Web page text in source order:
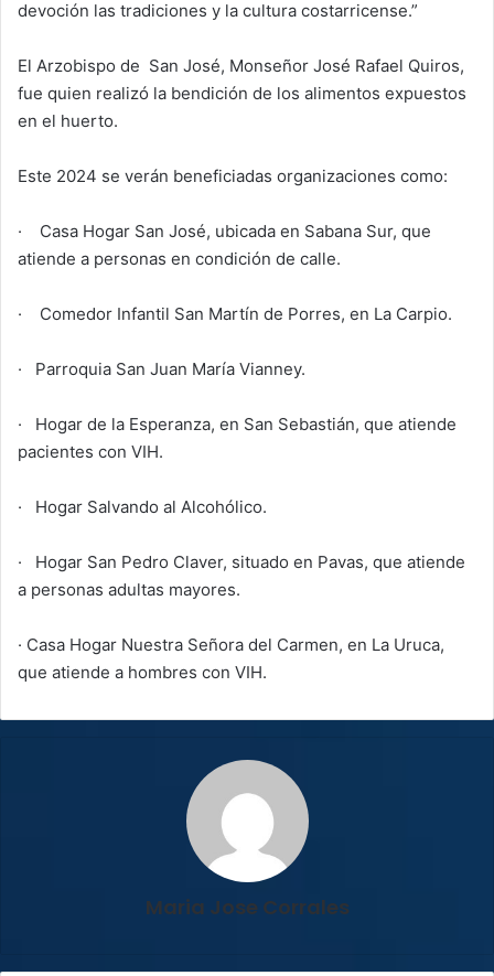
devoción las tradiciones y la cultura costarricense.”
El Arzobispo de San José, Monseñor José Rafael Quiros,
fue quien realizó la bendición de los alimentos expuestos
en el huerto.
Este 2024 se verán beneficiadas organizaciones como:
· Casa Hogar San José, ubicada en Sabana Sur, que
atiende a personas en condición ​de calle.
· Comedor Infantil San Martín de Porres, en La Carpio.
· Parroquia San Juan María Vianney.
· Hogar de la Esperanza, en San Sebastián, que atiende
pacientes con VIH.
· Hogar Salvando al Alcohólico.
· Hogar San Pedro Claver, situado en Pavas, que atiende
a personas adultas mayores.
· Casa Hogar Nuestra Señora del Carmen, en La Uruca,
que atiende a hombres con VIH.
Maria Jose Corrales